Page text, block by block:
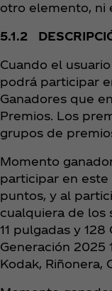
otro elemento, ni
5.1.2
Cuando el
podrá participar
Ganadores que
Premios. Los
grupos de
Momento
participar en
puntos, y al
cualquiera de los
11 pulgadas y 128
Generación 2025
Kodak, Riñonera,